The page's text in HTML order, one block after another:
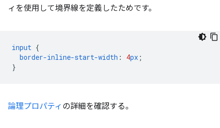
ィを使用して境界線を定義したためです。
input {
border-inline-start-width : 4px ;
}
論理プロパティ の詳細を確認する。